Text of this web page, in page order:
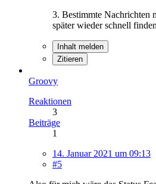
3. Bestimmte Nachrichten
später wieder schnell
Inhalt melden
Zitieren
Groovy
Reaktionen
3
Beiträge
1
14. Januar 2021 um 09:13
#5